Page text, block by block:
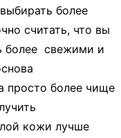
более
считать, что вы
более свежими и
просто более чище
кожи лучше